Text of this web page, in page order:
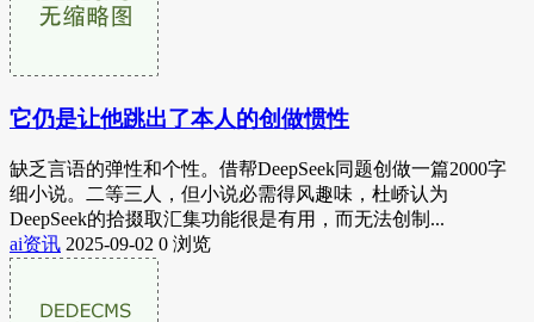
它仍是让他跳出了本人的创做惯性
缺乏言语的弹性和个性。借帮DeepSeek同题创做一篇2000字
细小说。二等三人，但小说必需得风趣味，杜峤认为
DeepSeek的拾掇取汇集功能很是有用，而无法创制...
ai资讯 2025-09-02 0 浏览